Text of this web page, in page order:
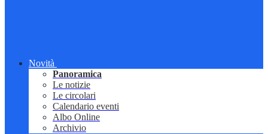
Novità
Panoramica
Le notizie
Le circolari
Calendario eventi
Albo Online
Archivio